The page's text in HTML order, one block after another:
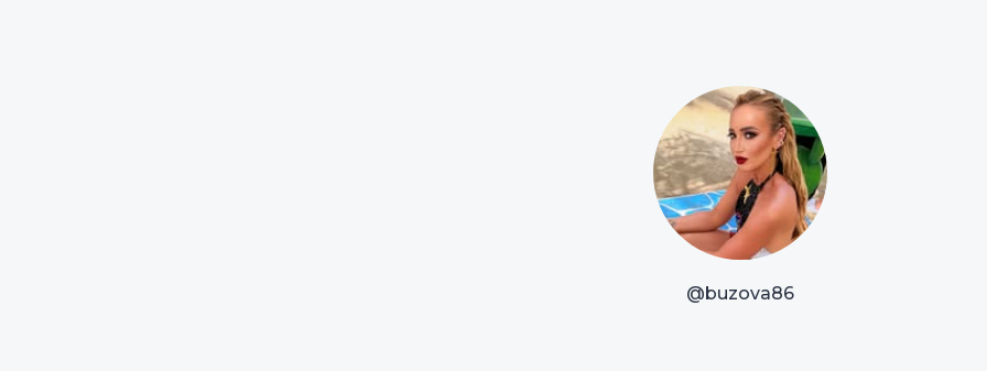
@buzova86